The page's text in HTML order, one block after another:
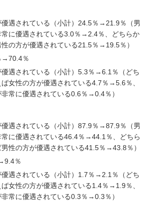
優遇されている（小計）24.5％→21.9％（男
常に優遇されている3.0％→2.4％、どちらか
性の方が優遇されている21.5％→19.5％）
→70.4％
優遇されている（小計）5.3％→6.1％（どち
ば女性の方が優遇されている4.7％→5.6％、
常に優遇されている0.6％→0.4％）
優遇されている（小計）87.9％→87.9％（男
常に優遇されている46.4％→44.1％、どちら
性の方が優遇されている41.5％→43.8％）
％
優遇されている（小計）1.7％→2.1％（どち
ば女性の方が優遇されている1.4％→1.9％、
常に優遇されている0.3％→0.3％）